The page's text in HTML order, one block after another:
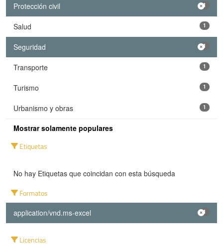
Protección civil 1
Salud 1
Seguridad 1
Transporte 1
Turismo 1
Urbanismo y obras 1
Mostrar solamente populares
Etiquetas
No hay Etiquetas que coincidan con esta búsqueda
Formatos
application/vnd.ms-excel 1
Licencias